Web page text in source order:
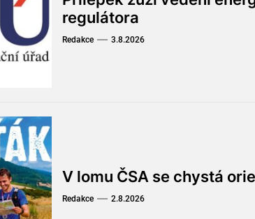
regulátora
Redakce 3.8.2026
V lomu ČSA se chystá
Redakce 2.8.2026